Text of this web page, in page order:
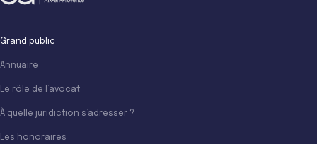
Grand public
Annuaire
Le rôle de l’avocat
À quelle juridiction s’adresser ?
Les honoraires